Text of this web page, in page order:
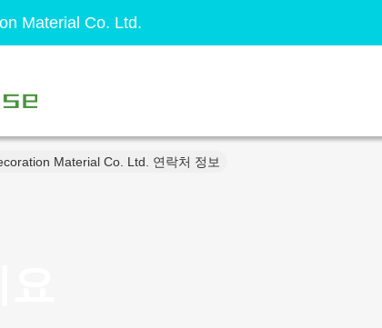
Material Co. Ltd.
Material Co. Ltd. 연락처 정보